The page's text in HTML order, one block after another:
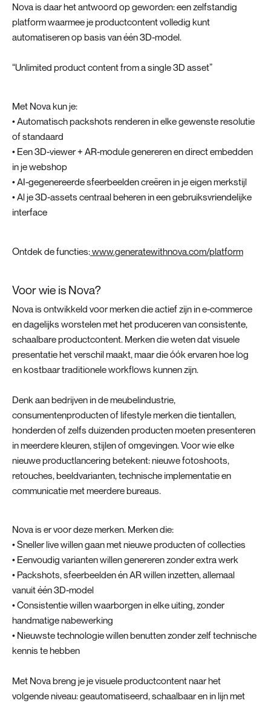
Nova is daar het antwoord op geworden: een zelfstandig
platform waarmee je productcontent volledig kunt
automatiseren op basis van één 3D-model.
“Unlimited product content from a single 3D asset”
Met Nova kun je:
• Automatisch packshots renderen in elke gewenste resolutie
of standaard
• Een 3D-viewer + AR-module genereren en direct embedden
in je webshop
• AI-gegenereerde sfeerbeelden creëren in je eigen merkstijl
• Al je 3D-assets centraal beheren in een gebruiksvriendelijke
interface
Ontdek de functies:www.generatewithnova.com/platform
Voor wie is Nova?
Nova is ontwikkeld voor merken die actief zijn in e-commerce
en dagelijks worstelen met het produceren van consistente,
schaalbare productcontent. Merken die weten dat visuele
presentatie het verschil maakt, maar die óók ervaren hoe log
en kostbaar traditionele workflows kunnen zijn.
Denk aan bedrijven in de meubelindustrie,
consumentenproducten of lifestyle merken die tientallen,
honderden of zelfs duizenden producten moeten presenteren
in meerdere kleuren, stijlen of omgevingen. Voor wie elke
nieuwe productlancering betekent: nieuwe fotoshoots,
retouches, beeldvarianten, technische implementatie en
communicatie met meerdere bureaus.
Nova is er voor deze merken. Merken die:
• Sneller live willen gaan met nieuwe producten of collecties
• Eenvoudig varianten willen genereren zonder extra werk
• Packshots, sfeerbeelden én AR willen inzetten, allemaal
vanuit één 3D-model
• Consistentie willen waarborgen in elke uiting, zonder
handmatige nabewerking
• Nieuwste technologie willen benutten zonder zelf technische
kennis te hebben
Met Nova breng je je visuele productcontent naar het
volgende niveau: geautomatiseerd, schaalbaar en in lijn met